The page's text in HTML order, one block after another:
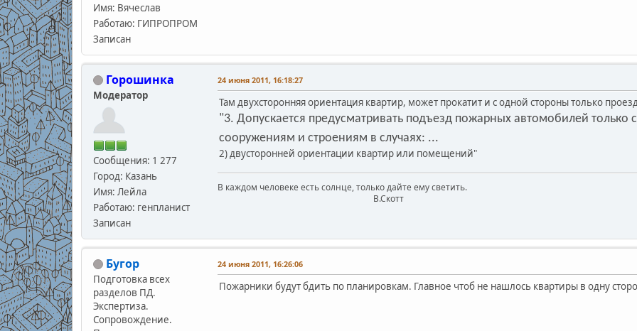
Имя: Вячеслав
Работаю: ГИПРОПРОМ
Записан
Горошинка
Модератор
Сообщения: 1 277
Город: Казань
Имя: Лейла
Работаю: генпланист
Записан
24 июня 2011, 16:18:27
Там двухсторонняя ориентация квартир, может прокатит и с одной стороны только
"3. Допускается предусматривать подъезд пожарных автомобилей только
сооружениям и строениям в случаях: ...
2) двусторонней ориентации квартир или помещений"
В каждом человеке есть солнце, только дайте ему светить.
В.Скотт
Бугор
Подготовка всех
разделов ПД.
Экспертиза.
Сопровождение.
24 июня 2011, 16:26:06
Пожарники будут бдить по планировкам. Главное чтоб не нашлось квартиры в одну